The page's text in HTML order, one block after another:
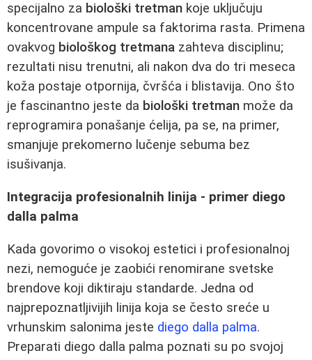
specijalno za biološki tretman koje uključuju
koncentrovane ampule sa faktorima rasta. Primena
ovakvog biološkog tretmana zahteva disciplinu;
rezultati nisu trenutni, ali nakon dva do tri meseca
koža postaje otpornija, čvršća i blistavija. Ono što
je fascinantno jeste da biološki tretman može da
reprogramira ponašanje ćelija, pa se, na primer,
smanjuje prekomerno lučenje sebuma bez
isušivanja.
Integracija profesionalnih linija - primer diego
dalla palma
Kada govorimo o visokoj estetici i profesionalnoj
nezi, nemoguće je zaobići renomirane svetske
brendove koji diktiraju standarde. Jedna od
najprepoznatljivijih linija koja se često sreće u
vrhunskim salonima jeste diego dalla palma.
Preparati diego dalla palma poznati su po svojoj